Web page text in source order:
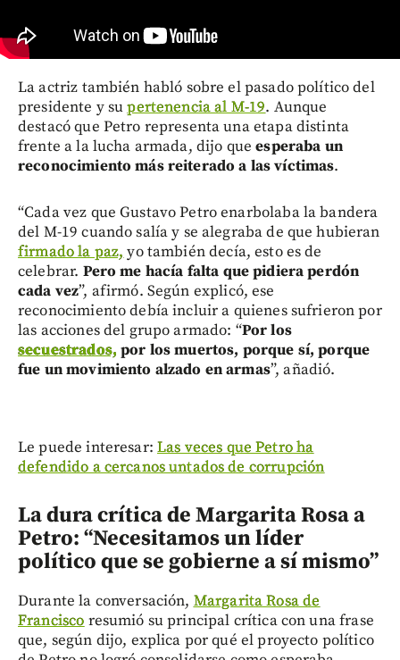
La actriz también habló sobre el pasado político del
presidente y supertenencia al M-19. Aunque
destacó que Petro representa una etapa distinta
frente a la lucha armada, dijo queesperaba un
reconocimiento más reiterado a las víctimas.
“Cada vez que Gustavo Petro enarbolaba la bandera
del M-19 cuando salía y se alegraba de que hubieran
firmado la paz,yo también decía, esto es de
celebrar. Pero me hacía falta que pidiera perdón
cada vez”, afirmó. Según explicó, ese
reconocimiento debía incluir a quienes sufrieron por
las acciones del grupo armado: “Por los
secuestrados, por los muertos, porque sí, porque
fue un movimiento alzado en armas”, añadió.
Le puede interesar: Las veces que Petro ha
defendido a cercanos untados de corrupción
La dura crítica de Margarita Rosa a
Petro: “Necesitamos un líder
político que se gobierne a sí mismo”
Durante la conversación,Margarita Rosa de
Franciscoresumió su principal crítica con una frase
que, según dijo, explica por qué el proyecto político